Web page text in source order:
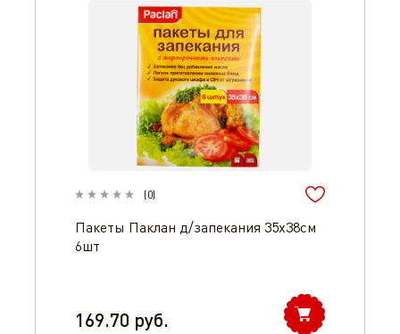
(0)
Пакеты Паклан д/запекания 35х38см
6шт
169.70 руб.